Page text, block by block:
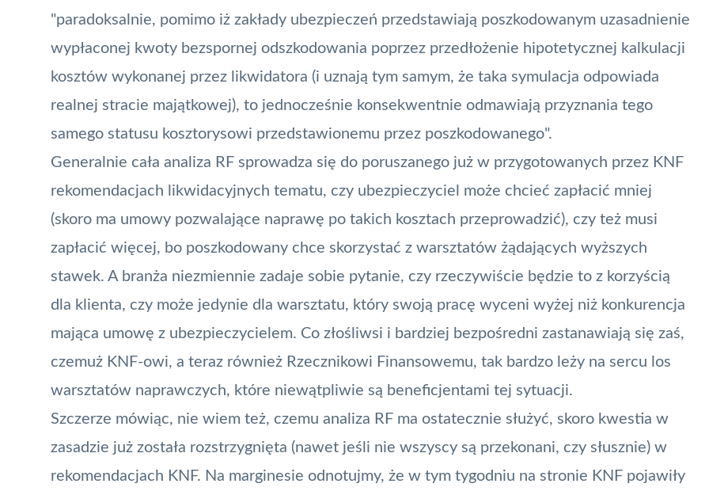
"paradoksalnie, pomimo iż zakłady ubezpieczeń przedstawiają poszkodowanym uzasadnienie
wypłaconej kwoty bezspornej odszkodowania poprzez przedłożenie hipotetycznej kalkulacji
kosztów wykonanej przez likwidatora (i uznają tym samym, że taka symulacja odpowiada
realnej stracie majątkowej), to jednocześnie konsekwentnie odmawiają przyznania tego
samego statusu kosztorysowi przedstawionemu przez poszkodowanego".
Generalnie cała analiza RF sprowadza się do poruszanego już w przygotowanych przez KNF
rekomendacjach likwidacyjnych tematu, czy ubezpieczyciel może chcieć zapłacić mniej
(skoro ma umowy pozwalające naprawę po takich kosztach przeprowadzić), czy też musi
zapłacić więcej, bo poszkodowany chce skorzystać z warsztatów żądających wyższych
stawek. A branża niezmiennie zadaje sobie pytanie, czy rzeczywiście będzie to z korzyścią
dla klienta, czy może jedynie dla warsztatu, który swoją pracę wyceni wyżej niż konkurencja
mająca umowę z ubezpieczycielem. Co złośliwsi i bardziej bezpośredni zastanawiają się zaś,
czemuż KNF-owi, a teraz również Rzecznikowi Finansowemu, tak bardzo leży na sercu los
warsztatów naprawczych, które niewątpliwie są beneficjentami tej sytuacji.
Szczerze mówiąc, nie wiem też, czemu analiza RF ma ostatecznie służyć, skoro kwestia w
zasadzie już została rozstrzygnięta (nawet jeśli nie wszyscy są przekonani, czy słusznie) w
rekomendacjach KNF. Na marginesie odnotujmy, że w tym tygodniu na stronie KNF pojawiły